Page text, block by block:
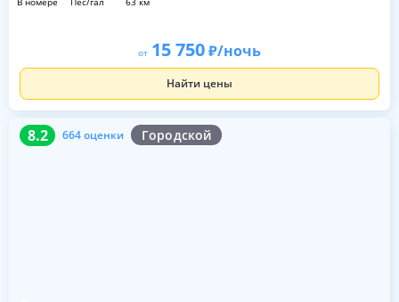
от 15 750 /ночь
Найти цены
8.2 664 оценки Городской
8.2 664 оценки